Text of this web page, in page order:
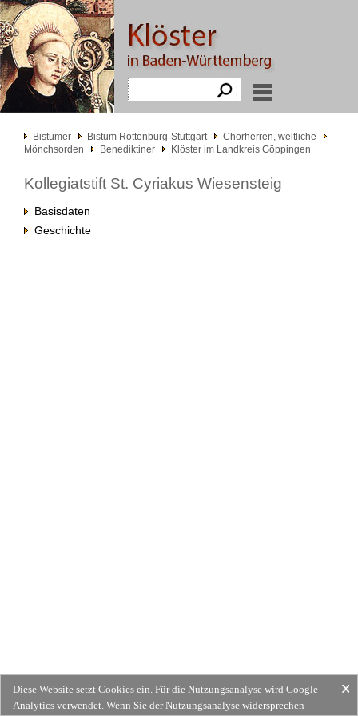
Bistümer Bistum Rottenburg-Stuttgart
Chorherren, weltliche
Mönchsorden
Benediktiner Klöster im Landkreis Göppingen
Kollegiatstift St. Cyriakus Wiesensteig
Basisdaten
Geschichte
Diese Website setzt Cookies ein. Für die Nutzungsanalyse wird Google
Analytics verwendet. Wenn Sie der Nutzungsanalyse widersprechen